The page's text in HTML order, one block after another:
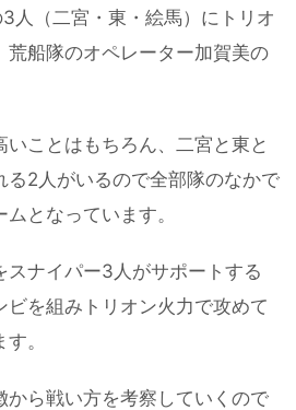
人（二宮・東・絵馬）にトリオ
荒船隊のオペレーター加賀美の
ことはもちろん、二宮と東と
る2人がいるので全部隊のなかで
となっています。
スナイパー3人がサポートする
ビを組みトリオン火力で攻めて
。
から戦い方を考察していくので